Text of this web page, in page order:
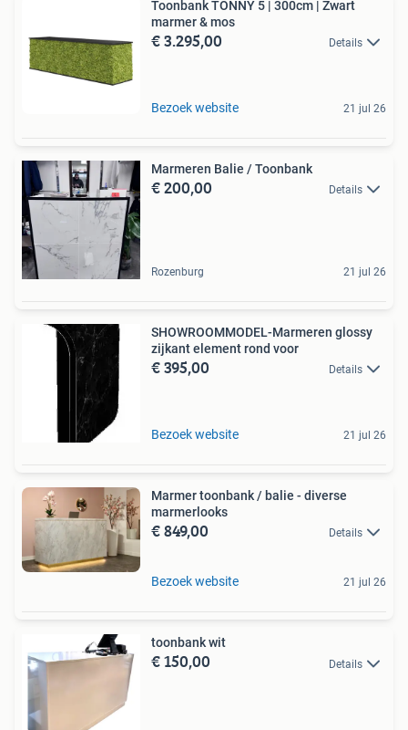
Toonbank TONNY 5 | 300cm | Zwart
marmer & mos
€ 3.295,00 Details
Bezoek website 21 jul 26
Marmeren Balie / Toonbank
€ 200,00 Details
Rozenburg 21 jul 26
SHOWROOMMODEL-Marmeren glossy
zijkant element rond voor
€ 395,00 Details
Bezoek website 21 jul 26
Marmer toonbank / balie - diverse
marmerlooks
€ 849,00 Details
Bezoek website 21 jul 26
toonbank wit
€ 150,00 Details